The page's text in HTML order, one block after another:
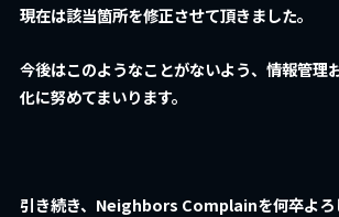
現在は該当箇所を修正させて頂きました。
今後はこのようなことがないよう、 情報管理
化に努めてまいります。
引き続き、Neighbors Complainを何卒よろ